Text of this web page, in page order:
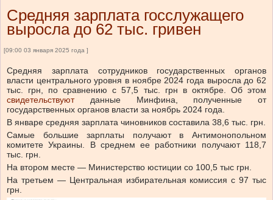
Средняя зарплата госслужащего
выросла до 62 тыс. гривен
[09:00 03 января 2025 года ]
Средняя зарплата сотрудников государственных органов
власти центрального уровня в ноябре 2024 года выросла до 62
тыс. грн, по сравнению с 57,5 тыс. грн в октябре. Об этом
свидетельствуют
данные Минфина, полученные от
государственных органов власти за ноябрь 2024 года.
В январе средняя зарплата чиновников составила 38,6 тыс. грн.
Самые большие зарплаты получают в Антимонопольном
комитете Украины. В среднем ее работники получают 118,7
тыс. грн.
На втором месте — Министерство юстиции со 100,5 тыс грн.
На третьем — Центральная избирательная комиссия с 97 тыс
грн.